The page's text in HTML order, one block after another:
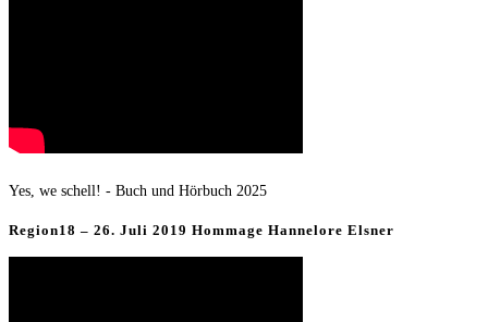
Yes, we schell! - Buch und Hörbuch 2025
Region18 – 26. Juli 2019 Hommage Hannelore Elsner